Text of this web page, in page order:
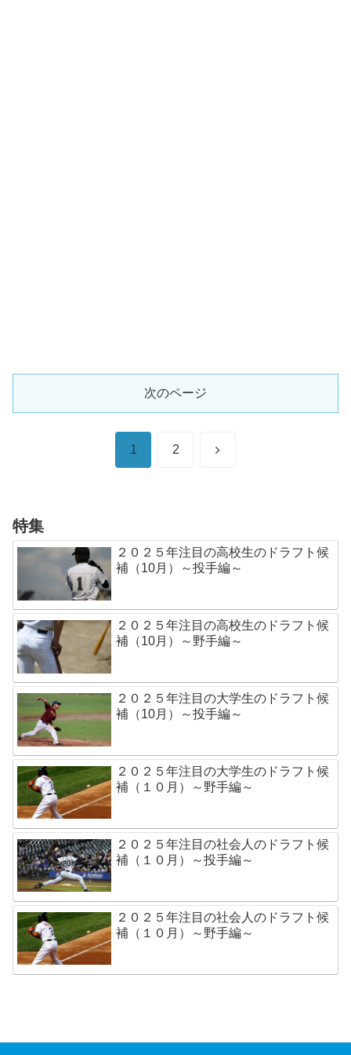
次のページ
1 2 次
特集
２０２５年注目の高校生のドラフト候
補（10月）～投手編～
２０２５年注目の高校生のドラフト候
補（10月）～野手編～
２０２５年注目の大学生のドラフト候
補（10月）～投手編～
２０２５年注目の大学生のドラフト候
補（１０月）～野手編～
２０２５年注目の社会人のドラフト候
補（１０月）～投手編～
２０２５年注目の社会人のドラフト候
補（１０月）～野手編～